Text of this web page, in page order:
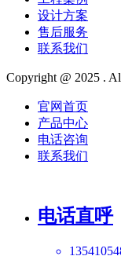
设计方案
售后服务
联系我们
Copyright @ 2025 .
官网首页
产品中心
电话咨询
联系我们
电话直呼